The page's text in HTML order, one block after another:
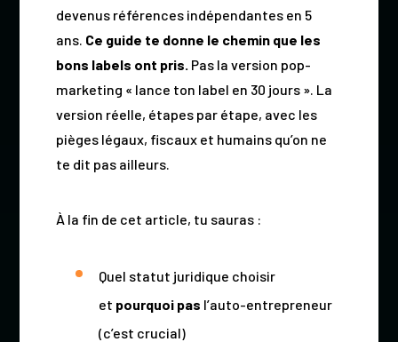
devenus références indépendantes en 5
ans. Ce guide te donne le chemin que les
bons labels ont pris. Pas la version pop-
marketing « lance ton label en 30 jours ». La
version réelle, étapes par étape, avec les
pièges légaux, fiscaux et humains qu’on ne
te dit pas ailleurs.
À la fin de cet article, tu sauras :
Quel statut juridique choisir
et pourquoi pas l’auto-entrepreneur
(c’est crucial)